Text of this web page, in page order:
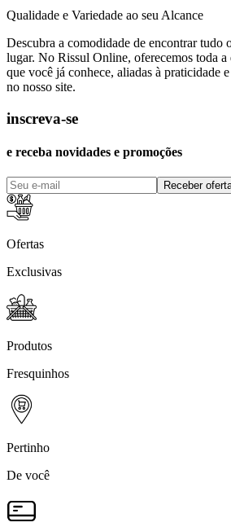
Qualidade e Variedade ao seu Alcance
Descubra a comodidade de encontrar tudo
lugar. No Rissul Online, oferecemos toda a
que você já conhece, aliadas à praticidade
no nosso site.
inscreva-se
e receba novidades e promoções
Receber
Ofertas
Exclusivas
Produtos
Fresquinhos
Pertinho
De você